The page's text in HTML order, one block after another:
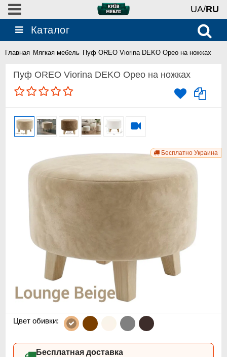
UA/RU
Каталог
Главная Мягкая мебель Пуф OREO Viorina DEKO Орео на ножках
Пуф OREO Viorina DEKO Орео на ножках
Бесплатно Украина
Цвет обивки:
Бесплатная доставка